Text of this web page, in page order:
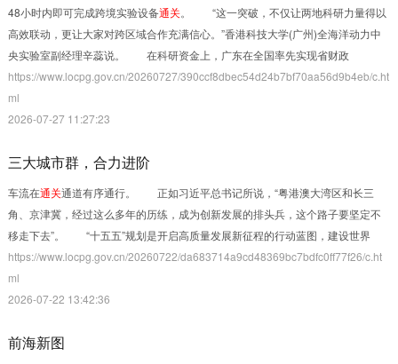
48小时内即可完成跨境实验设备通关。 “这一突破，不仅让两地科研力量得以
高效联动，更让大家对跨区域合作充满信心。”香港科技大学(广州)全海洋动力中
央实验室副经理辛蕊说。 在科研资金上，广东在全国率先实现省财政
https://www.locpg.gov.cn/20260727/390ccf8dbec54d24b7bf70aa56d9b4eb/c.ht
ml
2026-07-27 11:27:23
三大城市群，合力进阶
车流在通关通道有序通行。 正如习近平总书记所说，“粤港澳大湾区和长三
角、京津冀，经过这么多年的历练，成为创新发展的排头兵，这个路子要坚定不
移走下去”。 “十五五”规划是开启高质量发展新征程的行动蓝图，建设世界
https://www.locpg.gov.cn/20260722/da683714a9cd48369bc7bdfc0ff77f26/c.ht
ml
2026-07-22 13:42:36
前海新图